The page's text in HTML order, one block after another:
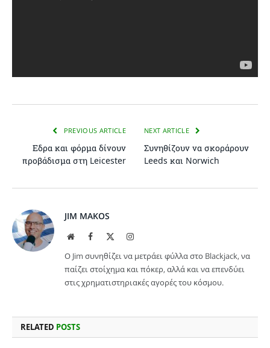
PREVIOUS ARTICLE
Εδρα και φόρμα δίνουν
προβάδισμα στη Leicester
NEXT ARTICLE
Συνηθίζουν να σκοράρουν
Leeds και Norwich
JIM MAKOS
WebsiteFacebook Instagram
Ο Jim συνηθίζει να μετράει φύλλα στο Blackjack, να
παίζει στοίχημα και πόκερ, αλλά και να επενδύει
στις χρηματιστηριακές αγορές του κόσμου.
RELATED POSTS